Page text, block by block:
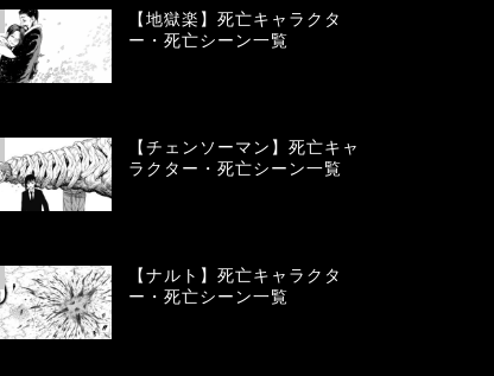
【地獄楽】死亡キャラクタ
ー・死亡シーン一覧
【チェンソーマン】死亡キャ
ラクター・死亡シーン一覧
【ナルト】死亡キャラクタ
ー・死亡シーン一覧